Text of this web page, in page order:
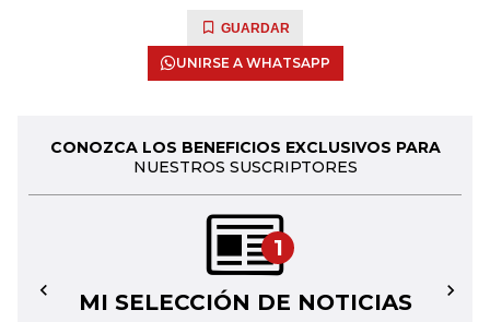
GUARDAR
UNIRSE A WHATSAPP
CONOZCA LOS BENEFICIOS EXCLUSIVOS PARA
NUESTROS SUSCRIPTORES
1
MI SELECCIÓN DE NOTICIAS
← →